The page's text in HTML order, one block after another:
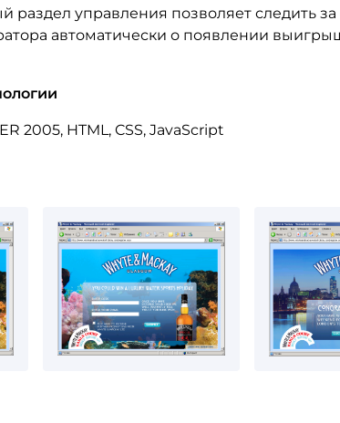
раздел управления позволяет следить
автоматически о появлении
2005, HTML, CSS, JavaScript